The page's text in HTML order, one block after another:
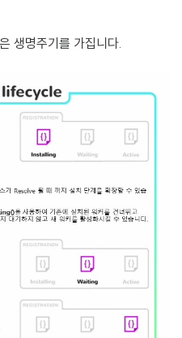
생명주기를 가집니다.